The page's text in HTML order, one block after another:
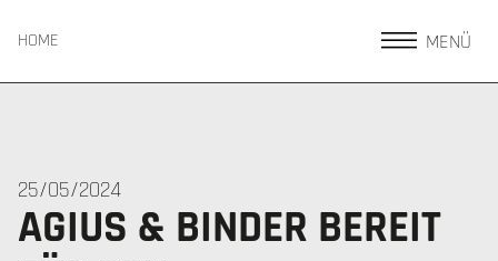
HOME MENÜ
25/05/2024
AGIUS & BINDER BEREIT